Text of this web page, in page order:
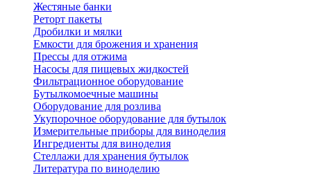
Жестяные банки
Реторт пакеты
Дробилки и мялки
Емкости для брожения и хранения
Прессы для отжима
Насосы для пищевых жидкостей
Фильтрационное оборудование
Бутылкомоечные машины
Оборудование для розлива
Укупорочное оборудование для бутылок
Измерительные приборы для виноделия
Ингредиенты для виноделия
Стеллажи для хранения бутылок
Литература по виноделию